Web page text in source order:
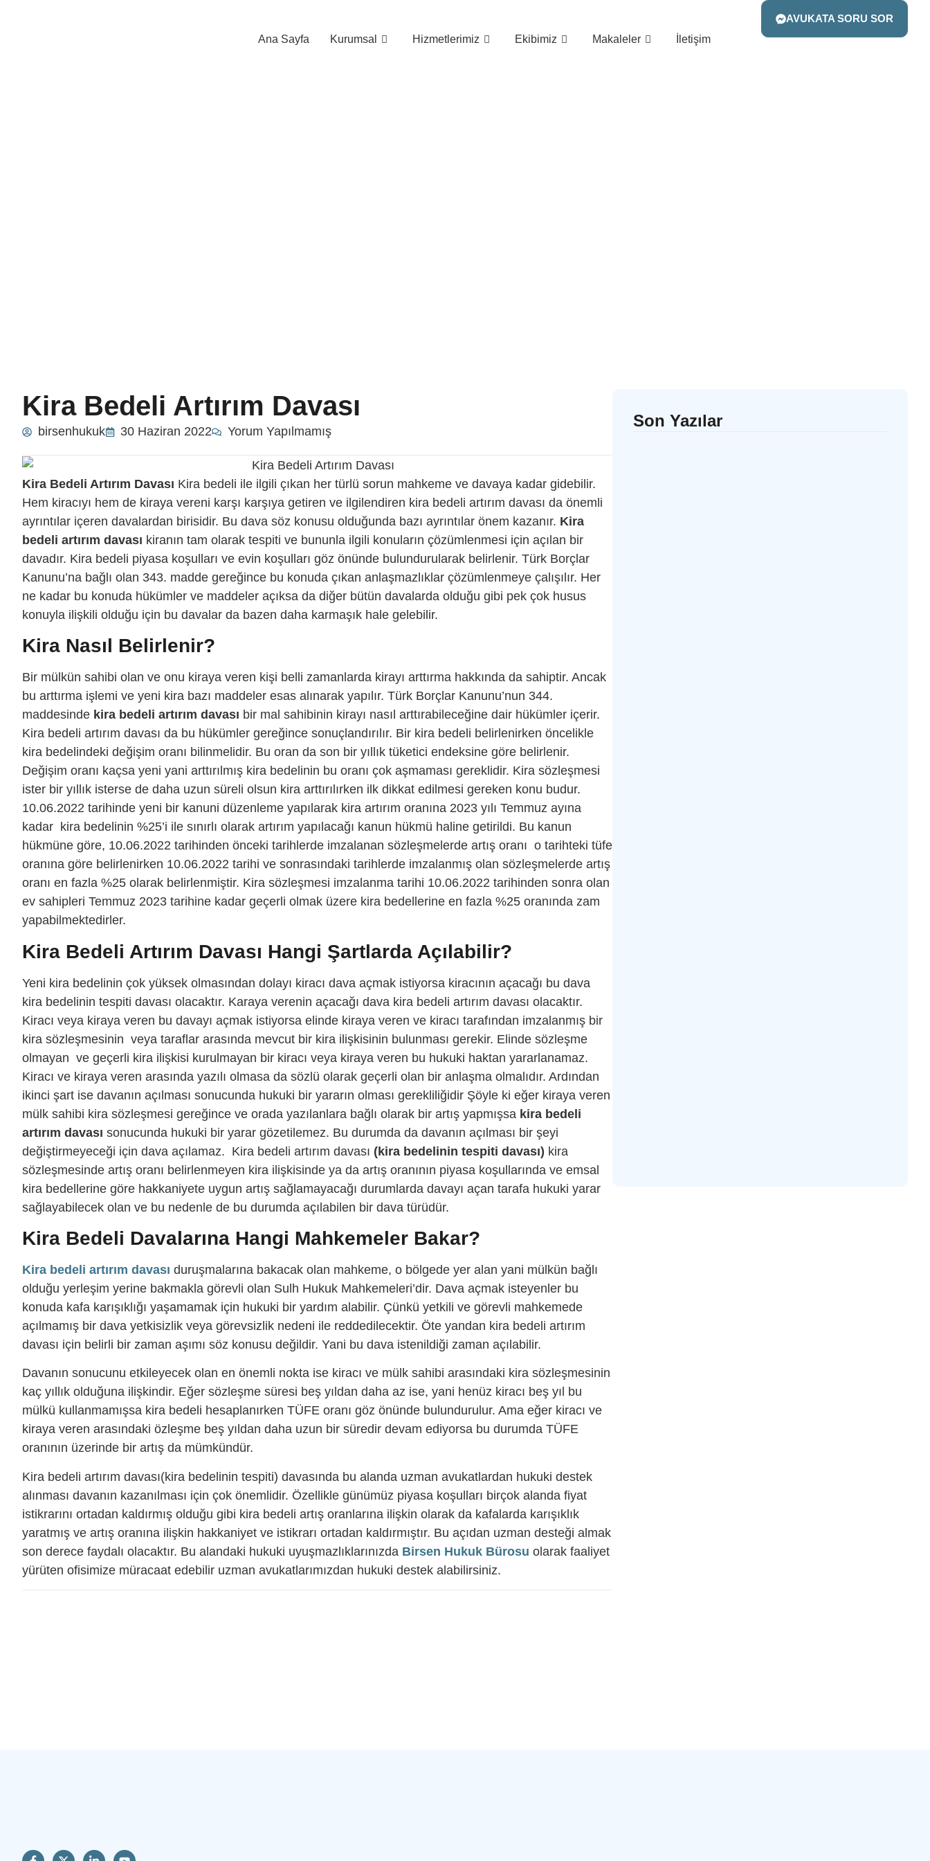
Ana Sayfa Kurumsal Hizmetlerimiz Ekibimiz Makaleler İletişim
AVUKATA SORU SOR
Kira Bedeli Artırım Davası
birsenhukuk 30 Haziran 2022 Yorum Yapılmamış
Kira Bedeli Artırım Davası Kira bedeli ile ilgili çıkan her türlü sorun mahkeme ve davaya kadar gidebilir.
Hem kiracıyı hem de kiraya vereni karşı karşıya getiren ve ilgilendiren kira bedeli artırım davası da önemli
ayrıntılar içeren davalardan birisidir. Bu dava söz konusu olduğunda bazı ayrıntılar önem kazanır. Kira
bedeli artırım davası kiranın tam olarak tespiti ve bununla ilgili konuların çözümlenmesi için açılan bir
davadır. Kira bedeli piyasa koşulları ve evin koşulları göz önünde bulundurularak belirlenir. Türk Borçlar
Kanunu’na bağlı olan 343. madde gereğince bu konuda çıkan anlaşmazlıklar çözümlenmeye çalışılır. Her
ne kadar bu konuda hükümler ve maddeler açıksa da diğer bütün davalarda olduğu gibi pek çok husus
konuyla ilişkili olduğu için bu davalar da bazen daha karmaşık hale gelebilir.
Kira Nasıl Belirlenir?
Bir mülkün sahibi olan ve onu kiraya veren kişi belli zamanlarda kirayı arttırma hakkında da sahiptir. Ancak
bu arttırma işlemi ve yeni kira bazı maddeler esas alınarak yapılır. Türk Borçlar Kanunu’nun 344.
maddesinde kira bedeli artırım davası bir mal sahibinin kirayı nasıl arttırabileceğine dair hükümler içerir.
Kira bedeli artırım davası da bu hükümler gereğince sonuçlandırılır. Bir kira bedeli belirlenirken öncelikle
kira bedelindeki değişim oranı bilinmelidir. Bu oran da son bir yıllık tüketici endeksine göre belirlenir.
Değişim oranı kaçsa yeni yani arttırılmış kira bedelinin bu oranı çok aşmaması gereklidir. Kira sözleşmesi
ister bir yıllık isterse de daha uzun süreli olsun kira arttırılırken ilk dikkat edilmesi gereken konu budur.
10.06.2022 tarihinde yeni bir kanuni düzenleme yapılarak kira artırım oranına 2023 yılı Temmuz ayına
kadar kira bedelinin %25’i ile sınırlı olarak artırım yapılacağı kanun hükmü haline getirildi. Bu kanun
hükmüne göre, 10.06.2022 tarihinden önceki tarihlerde imzalanan sözleşmelerde artış oranı o tarihteki tüfe
oranına göre belirlenirken 10.06.2022 tarihi ve sonrasındaki tarihlerde imzalanmış olan sözleşmelerde artış
oranı en fazla %25 olarak belirlenmiştir. Kira sözleşmesi imzalanma tarihi 10.06.2022 tarihinden sonra olan
ev sahipleri Temmuz 2023 tarihine kadar geçerli olmak üzere kira bedellerine en fazla %25 oranında zam
yapabilmektedirler.
Kira Bedeli Artırım Davası Hangi Şartlarda Açılabilir?
Yeni kira bedelinin çok yüksek olmasından dolayı kiracı dava açmak istiyorsa kiracının açacağı bu dava
kira bedelinin tespiti davası olacaktır. Karaya verenin açacağı dava kira bedeli artırım davası olacaktır.
Kiracı veya kiraya veren bu davayı açmak istiyorsa elinde kiraya veren ve kiracı tarafından imzalanmış bir
kira sözleşmesinin veya taraflar arasında mevcut bir kira ilişkisinin bulunması gerekir. Elinde sözleşme
olmayan ve geçerli kira ilişkisi kurulmayan bir kiracı veya kiraya veren bu hukuki haktan yararlanamaz.
Kiracı ve kiraya veren arasında yazılı olmasa da sözlü olarak geçerli olan bir anlaşma olmalıdır. Ardından
ikinci şart ise davanın açılması sonucunda hukuki bir yararın olması gerekliliğidir Şöyle ki eğer kiraya veren
mülk sahibi kira sözleşmesi gereğince ve orada yazılanlara bağlı olarak bir artış yapmışsa kira bedeli
artırım davası sonucunda hukuki bir yarar gözetilemez. Bu durumda da davanın açılması bir şeyi
değiştirmeyeceği için dava açılamaz. Kira bedeli artırım davası (kira bedelinin tespiti davası) kira
sözleşmesinde artış oranı belirlenmeyen kira ilişkisinde ya da artış oranının piyasa koşullarında ve emsal
kira bedellerine göre hakkaniyete uygun artış sağlamayacağı durumlarda davayı açan tarafa hukuki yarar
sağlayabilecek olan ve bu nedenle de bu durumda açılabilen bir dava türüdür.
Kira Bedeli Davalarına Hangi Mahkemeler Bakar?
Kira bedeli artırım davası duruşmalarına bakacak olan mahkeme, o bölgede yer alan yani mülkün bağlı
olduğu yerleşim yerine bakmakla görevli olan Sulh Hukuk Mahkemeleri’dir. Dava açmak isteyenler bu
konuda kafa karışıklığı yaşamamak için hukuki bir yardım alabilir. Çünkü yetkili ve görevli mahkemede
açılmamış bir dava yetkisizlik veya görevsizlik nedeni ile reddedilecektir. Öte yandan kira bedeli artırım
davası için belirli bir zaman aşımı söz konusu değildir. Yani bu dava istenildiği zaman açılabilir.
Davanın sonucunu etkileyecek olan en önemli nokta ise kiracı ve mülk sahibi arasındaki kira sözleşmesinin
kaç yıllık olduğuna ilişkindir. Eğer sözleşme süresi beş yıldan daha az ise, yani henüz kiracı beş yıl bu
mülkü kullanmamışsa kira bedeli hesaplanırken TÜFE oranı göz önünde bulundurulur. Ama eğer kiracı ve
kiraya veren arasındaki özleşme beş yıldan daha uzun bir süredir devam ediyorsa bu durumda TÜFE
oranının üzerinde bir artış da mümkündür.
Kira bedeli artırım davası(kira bedelinin tespiti) davasında bu alanda uzman avukatlardan hukuki destek
alınması davanın kazanılması için çok önemlidir. Özellikle günümüz piyasa koşulları birçok alanda fiyat
istikrarını ortadan kaldırmış olduğu gibi kira bedeli artış oranlarına ilişkin olarak da kafalarda karışıklık
yaratmış ve artış oranına ilişkin hakkaniyet ve istikrarı ortadan kaldırmıştır. Bu açıdan uzman desteği almak
son derece faydalı olacaktır. Bu alandaki hukuki uyuşmazlıklarınızda Birsen Hukuk Bürosu olarak faaliyet
yürüten ofisimize müracaat edebilir uzman avukatlarımızdan hukuki destek alabilirsiniz.
Son Yazılar